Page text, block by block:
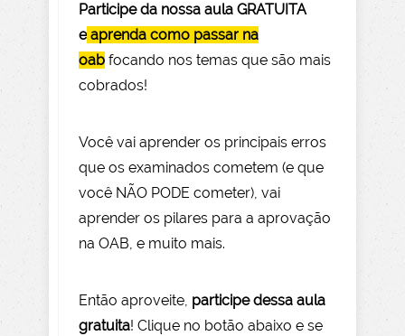
Participe da nossa aula GRATUITA
e aprenda como passar na
oab focando nos temas que são mais
cobrados!
Você vai aprender os principais erros
que os examinados cometem (e que
você NÃO PODE cometer), vai
aprender os pilares para a aprovação
na OAB, e muito mais.
Então aproveite, participe dessa aula
gratuita! Clique no botão abaixo e se